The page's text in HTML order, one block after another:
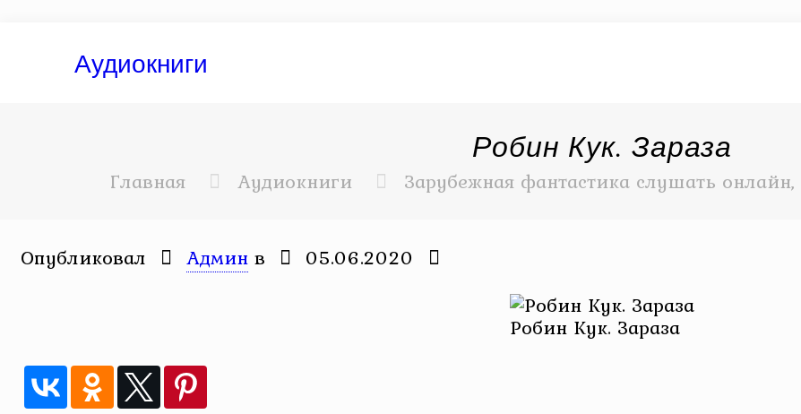
Аудиокниги
Робин Кук. Зараза
Главная Аудиокниги Зарубежная фантастика слушать онлайн,
Опубликовал Админ в 05.06.2020
Робин Кук. Зараза